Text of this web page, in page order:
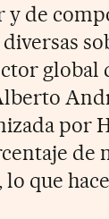
de
global
por
de
que